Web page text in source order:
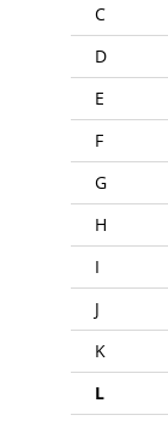
C
D
E
F
G
H
I
J
K
L